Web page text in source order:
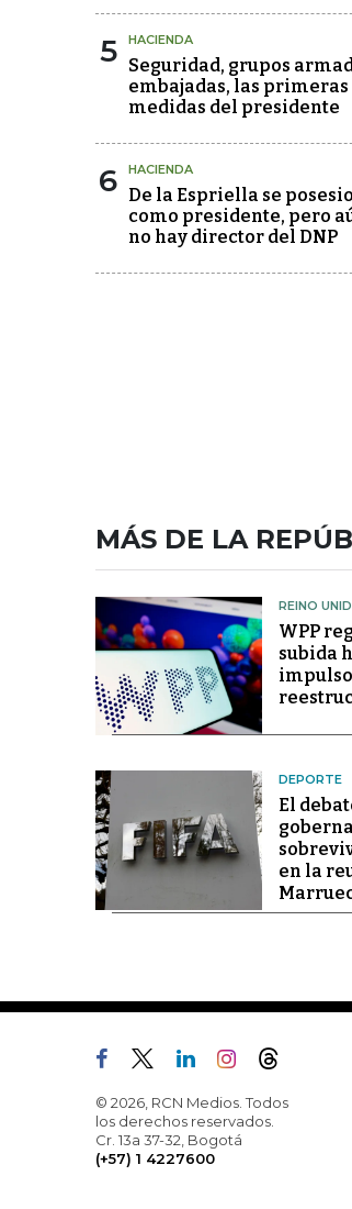
5 HACIENDA
Seguridad, grupos
embajadas, las primeras
medidas del presidente
6 HACIENDA
De la Espriella se
como presidente, pero
no hay director del DNP
MÁS DE LA
REINO
WPP
subida
impulso
DEPORTE
El
en la
© 2026, RCN Medios. Todos
los derechos reservados.
Cr. 13a 37-32, Bogotá
(+57) 1 4227600